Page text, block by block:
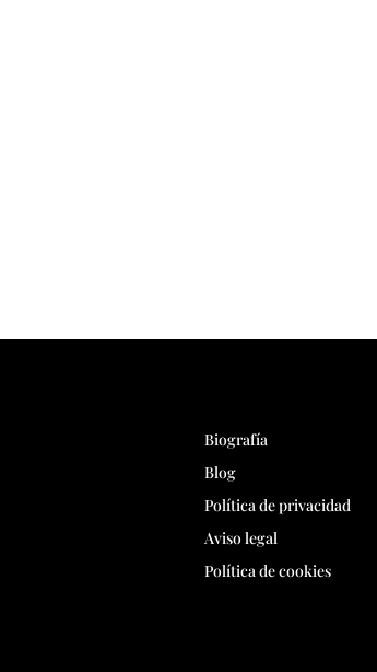
Biografía
Blog
Política de privacidad
Aviso legal
Política de cookies